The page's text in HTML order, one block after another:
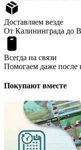
Доставляем везде
От Калининграда до
Всегда на связи
Помогаем даже после
Покупают вместе